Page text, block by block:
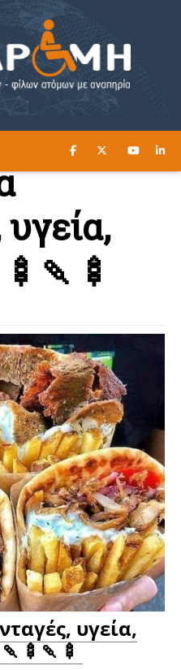
ΔΙΑΒΑΣΤΕ ΕΔΩ ►
υγεία,